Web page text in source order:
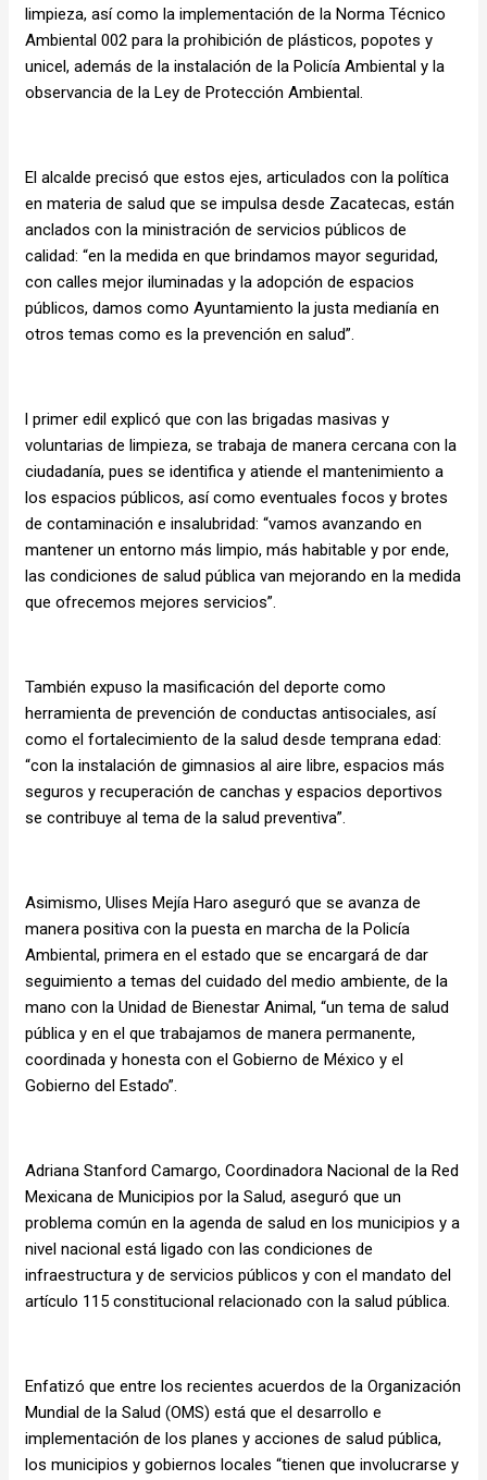
limpieza, así como la implementación de la Norma Técnico
Ambiental 002 para la prohibición de plásticos, popotes y
unicel, además de la instalación de la Policía Ambiental y la
observancia de la Ley de Protección Ambiental.
El alcalde precisó que estos ejes, articulados con la política
en materia de salud que se impulsa desde Zacatecas, están
anclados con la ministración de servicios públicos de
calidad: “en la medida en que brindamos mayor seguridad,
con calles mejor iluminadas y la adopción de espacios
públicos, damos como Ayuntamiento la justa medianía en
otros temas como es la prevención en salud”.
l primer edil explicó que con las brigadas masivas y
voluntarias de limpieza, se trabaja de manera cercana con la
ciudadanía, pues se identifica y atiende el mantenimiento a
los espacios públicos, así como eventuales focos y brotes
de contaminación e insalubridad: “vamos avanzando en
mantener un entorno más limpio, más habitable y por ende,
las condiciones de salud pública van mejorando en la medida
que ofrecemos mejores servicios”.
También expuso la masificación del deporte como
herramienta de prevención de conductas antisociales, así
como el fortalecimiento de la salud desde temprana edad:
“con la instalación de gimnasios al aire libre, espacios más
seguros y recuperación de canchas y espacios deportivos
se contribuye al tema de la salud preventiva”.
Asimismo, Ulises Mejía Haro aseguró que se avanza de
manera positiva con la puesta en marcha de la Policía
Ambiental, primera en el estado que se encargará de dar
seguimiento a temas del cuidado del medio ambiente, de la
mano con la Unidad de Bienestar Animal, “un tema de salud
pública y en el que trabajamos de manera permanente,
coordinada y honesta con el Gobierno de México y el
Gobierno del Estado”.
Adriana Stanford Camargo, Coordinadora Nacional de la Red
Mexicana de Municipios por la Salud, aseguró que un
problema común en la agenda de salud en los municipios y a
nivel nacional está ligado con las condiciones de
infraestructura y de servicios públicos y con el mandato del
artículo 115 constitucional relacionado con la salud pública.
Enfatizó que entre los recientes acuerdos de la Organización
Mundial de la Salud (OMS) está que el desarrollo e
implementación de los planes y acciones de salud pública,
los municipios y gobiernos locales “tienen que involucrarse y